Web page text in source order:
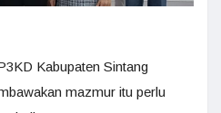
Kabupaten Sintang
mazmur itu perlu